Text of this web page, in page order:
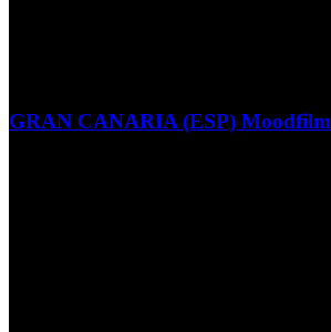
GRAN CANARIA (ESP) Moodfilm